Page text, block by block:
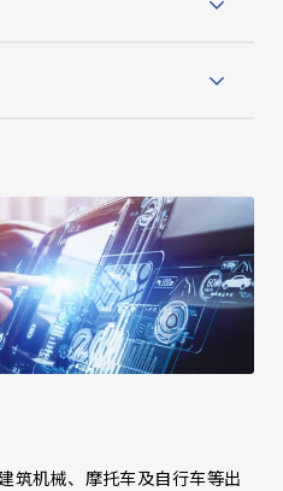
筑机械、摩托车及自行车等出